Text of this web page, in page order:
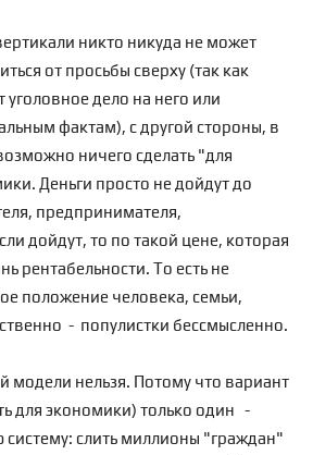
никто никуда не может
от просьбы сверху (так как
дело на него или
фактам), с другой стороны, в
ничего сделать "для
Деньги просто не дойдут до
предпринимателя,
дойдут, то по такой цене, которая
рентабельности. То есть не
положение человека, семьи,
- популистки бессмысленно.
модели нельзя. Потому что вариант
для экономики) только один -
систему: слить миллионы "граждан"